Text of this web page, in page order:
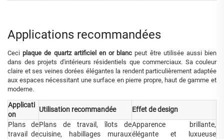
Applications recommandées
Ceci plaque de quartz artificiel en or blanc peut être utilisée aussi bien
dans des projets d'intérieurs résidentiels que commerciaux. Sa couleur
claire et ses veines dorées élégantes la rendent particulièrement adaptée
aux espaces nécessitant une surface en pierre propre, haut de gamme et
moderne.
Applicati
on
Utilisation recommandée
Effet de design
Plans de
travail de
Plans de travail, îlots de
cuisine, habillages muraux
Apparence brillante,
élégante et luxueuse